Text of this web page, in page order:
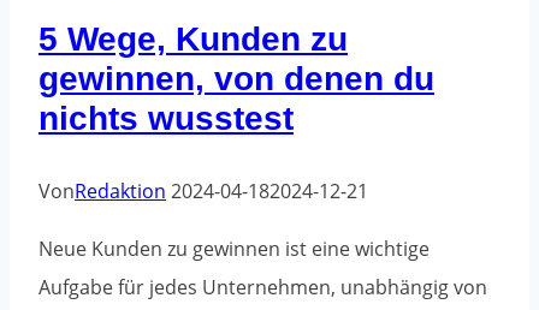
Branche
aus?
5 Wege, Kunden zu
gewinnen, von denen du
nichts wusstest
VonRedaktion 2024-04-182024-12-21
Neue Kunden zu gewinnen ist eine wichtige
Aufgabe für jedes Unternehmen, unabhängig von